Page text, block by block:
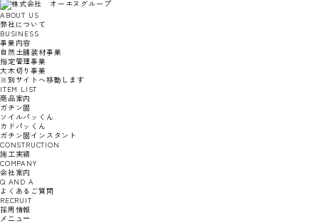
ABOUT US
弊社について
BUSINESS
事業内容
自然土舗装材事業
指定管理事業
大木切り事業
※別サイトへ移動します
ITEM LIST
商品案内
ガチン固
ソイルパッくん
カドパッくん
ガチン固インスタント
CONSTRUCTION
施工実績
COMPANY
会社案内
Q AND A
よくあるご質問
RECRUIT
採用情報
メニュー